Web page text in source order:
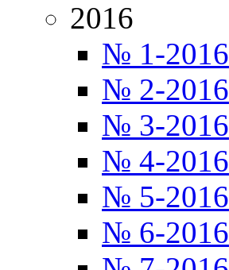
2016
№ 1-2016
№ 2-2016
№ 3-2016
№ 4-2016
№ 5-2016
№ 6-2016